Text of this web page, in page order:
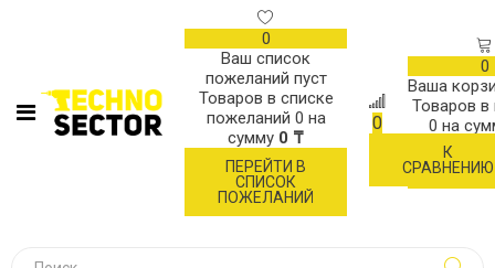
0
Ваш список
пожеланий пуст
Товаров в списке
пожеланий 0 на
сумму 0 ₸
ПЕРЕЙТИ В
СПИСОК
ПОЖЕЛАНИЙ
0
К
СРАВНЕНИЮ
0
Ваша
Товаров в
0 на